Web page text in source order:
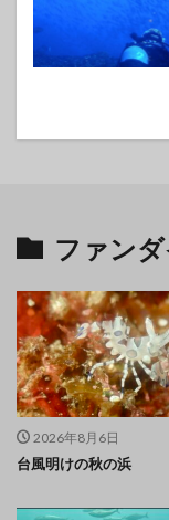
ファン
2026年8月6日
台風明けの秋の浜